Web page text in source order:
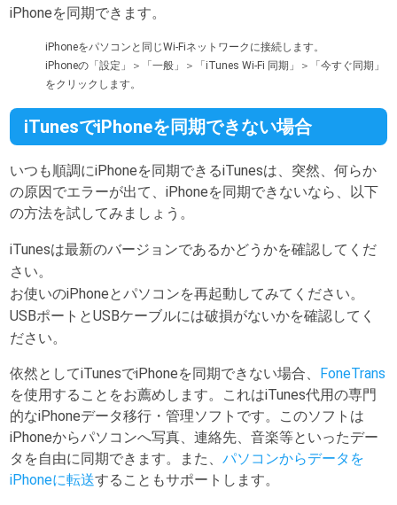
iPhoneを同期できます。
iPhoneをパソコンと同じWi-Fiネットワークに接続します。
iPhoneの「設定」＞「一般」＞「iTunes Wi-Fi 同期」＞「今すぐ同期」
をクリックします。
iTunesでiPhoneを同期できない場合
いつも順調にiPhoneを同期できるiTunesは、突然、何らか
の原因でエラーが出て、iPhoneを同期できないなら、以下
の方法を試してみましょう。
iTunesは最新のバージョンであるかどうかを確認してくだ
さい。
お使いのiPhoneとパソコンを再起動してみてください。
USBポートとUSBケーブルには破損がないかを確認してく
ださい。
依然としてiTunesでiPhoneを同期できない場合、 FoneTrans
を使用することをお薦めします。これはiTunes代用の専門
的なiPhoneデータ移行・管理ソフトです。このソフトは
iPhoneからパソコンへ写真、連絡先、音楽等といったデー
タを自由に同期できます。また、パソコンからデータを
iPhoneに転送することもサポートします。